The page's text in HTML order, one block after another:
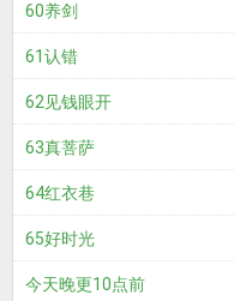
60养剑
61认错
62见钱眼开
63真菩萨
64红衣巷
65好时光
今天晚更10点前